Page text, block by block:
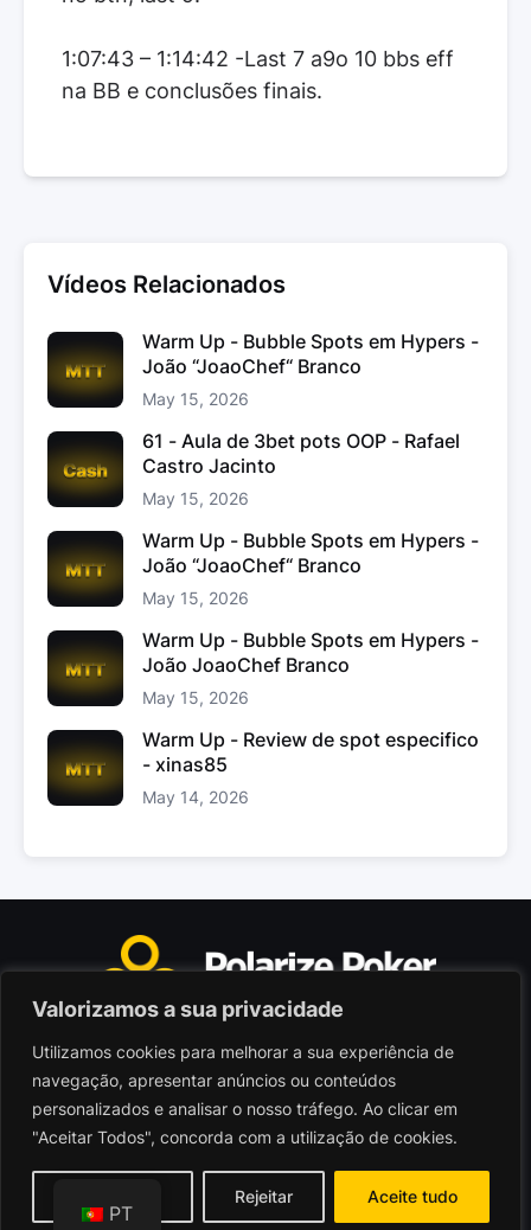
Valorizamos a sua privacidade
Utilizamos cookies para melhorar a sua experiência de
navegação, apresentar anúncios ou conteúdos
personalizados e analisar o nosso tráfego. Ao clicar em
"Aceitar Todos", concorda com a utilização de cookies.
Rejeitar Aceite tudo
1:07:43 – 1:14:42 -Last 7 a9o 10 bbs eff
na BB e conclusões finais.
Vídeos Relacionados
Warm Up - Bubble Spots em Hypers -
João “JoaoChef“ Branco
May 15, 2026
61 - Aula de 3bet pots OOP - Rafael
Castro Jacinto
May 15, 2026
Warm Up - Bubble Spots em Hypers -
João “JoaoChef“ Branco
May 15, 2026
Warm Up - Bubble Spots em Hypers -
João JoaoChef Branco
May 15, 2026
Warm Up - Review de spot especifico
- xinas85
May 14, 2026
Polarize Poker Limited, Malta
Sociedade comercial registada sob n.º C103402
© 2026 - Polarize Poker
Termos de Utilização
PT